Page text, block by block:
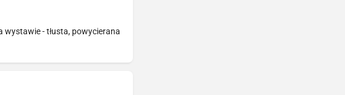
wystawie - tłusta, powycierana